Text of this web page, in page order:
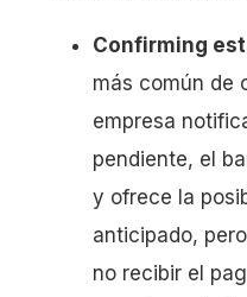
Confirming
más común de
empresa
pendiente, el
y ofrece la
anticipado,
no recibir el